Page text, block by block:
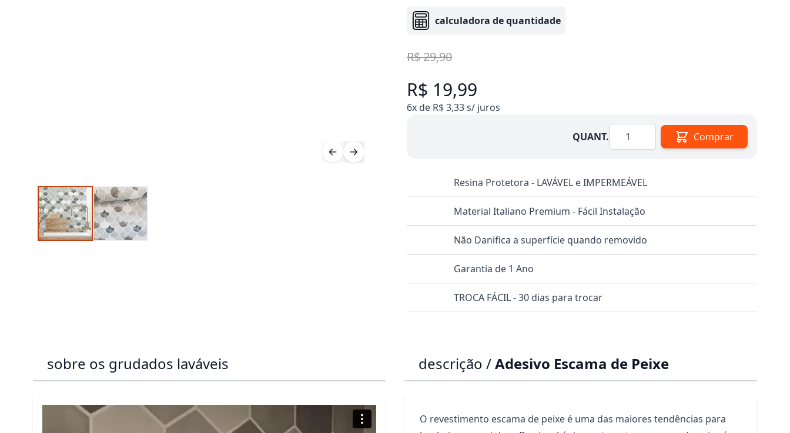
calculadora de quantidade
R$ 29,90
R$ 19,99
6x de R$ 3,33 s/ juros
QUANT.Quantidade Comprar
Resina Protetora - LAVÁVEL e IMPERMEÁVEL
Material Italiano Premium - Fácil Instalação
Não Danifica a superfície quando removido
Garantia de 1 Ano
TROCA FÁCIL - 30 dias para trocar
sobre os grudados laváveis descrição /Adesivo Escama de Peixe
O revestimento escama de peixe é uma das maiores tendências para